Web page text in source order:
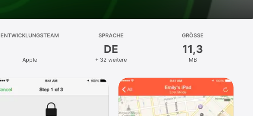
ENTWICKLUNGSTEAM
Apple
SPRACHE
DE
+ 32 weitere
GRÖSSE
11,3
MB